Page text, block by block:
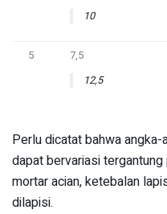
10
5
7,5
12,5
Perlu dicatat bahwa angka-
dapat bervariasi
mortar acian, ketebalan
dilapisi.